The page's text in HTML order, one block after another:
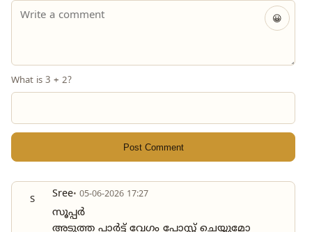
😀
What is 3 + 2?
Post Comment
S Sree• 05-06-2026 17:27
സൂപ്പർ
അടുത്ത പാർട്ട്‌ വേഗം പോസ്റ്റ്‌ ചെയ്യുമോ